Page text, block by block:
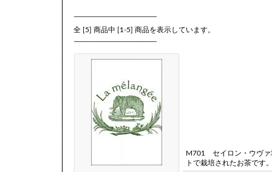
全 [5] 商品中 [1-5] 商品を表示しています。
M701 セイロン・ウヴァ
トで栽培されたお茶です